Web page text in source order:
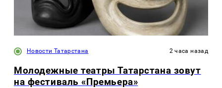
Новости Татарстана 2 часа назад
Молодежные театры Татарстана зовут
на фестиваль «Премьера»